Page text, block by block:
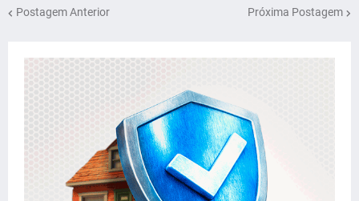
Postagem Anterior Próxima Postagem